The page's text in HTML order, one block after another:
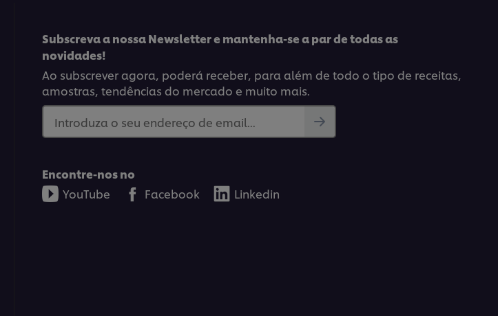
Subscreva a nossa Newsletter e mantenha-se a par de todas as
novidades!
Ao subscrever agora, poderá receber, para além de todo o tipo de receitas,
amostras, tendências do mercado e muito mais.
Introduza o seu endereço de email...
Encontre-nos no
YouTube
Facebook Linkedin